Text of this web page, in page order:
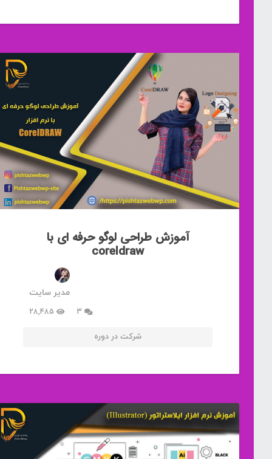
آموزش طراحی لوگو حرفه ای با
coreldraw
مدیر سایت
3دیدگاه 28,485
شرکت در دوره